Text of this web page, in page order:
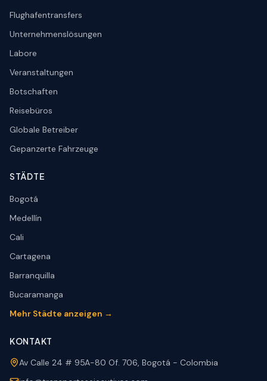
Flughafentransfers
Unternehmenslösungen
Labore
Veranstaltungen
Botschaften
Reisebüros
Globale Betreiber
Gepanzerte Fahrzeuge
STÄDTE
Bogotá
Medellín
Cali
Cartagena
Barranquilla
Bucaramanga
Mehr Städte anzeigen →
KONTAKT
Av Calle 24 # 95A-80 Of. 706, Bogotá - Colombia